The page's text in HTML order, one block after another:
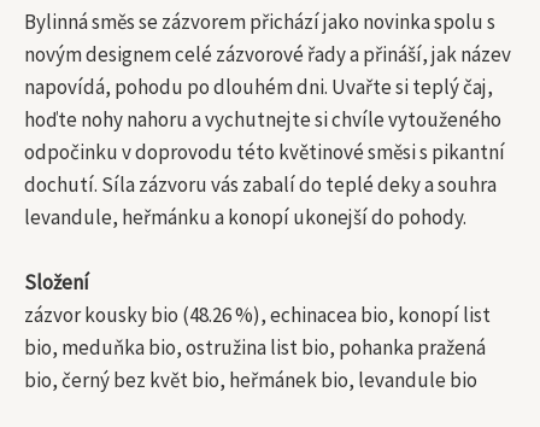
Bylinná směs se zázvorem přichází jako novinka spolu s
novým designem celé zázvorové řady a přináší, jak název
napovídá, pohodu po dlouhém dni. Uvařte si teplý čaj,
hoďte nohy nahoru a vychutnejte si chvíle vytouženého
odpočinku v doprovodu této květinové směsi s pikantní
dochutí. Síla zázvoru vás zabalí do teplé deky a souhra
levandule, heřmánku a konopí ukonejší do pohody.
Složení
zázvor kousky bio (48.26 %), echinacea bio, konopí list
bio, meduňka bio, ostružina list bio, pohanka pražená
bio, černý bez květ bio, heřmánek bio, levandule bio